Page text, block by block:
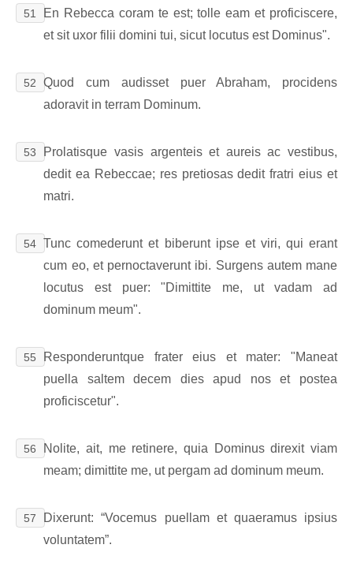
51
En Rebecca coram te est; tolle eam et proficiscere,
et sit uxor filii domini tui, sicut locutus est Dominus".
52
Quod cum audisset puer Abraham, procidens
adoravit in terram Dominum.
53
Prolatisque vasis argenteis et aureis ac vestibus,
dedit ea Rebeccae; res pretiosas dedit fratri eius et
matri.
54 Tunc comederunt et biberunt ipse et viri, qui erant
cum eo, et pernoctaverunt ibi. Surgens autem mane
locutus est puer: "Dimittite me, ut vadam ad
dominum meum".
55
Responderuntque frater eius et mater: "Maneat
puella saltem decem dies apud nos et postea
proficiscetur".
56
Nolite, ait, me retinere, quia Dominus direxit viam
meam; dimittite me, ut pergam ad dominum meum.
57
Dixerunt: “Vocemus puellam et quaeramus ipsius
voluntatem”.